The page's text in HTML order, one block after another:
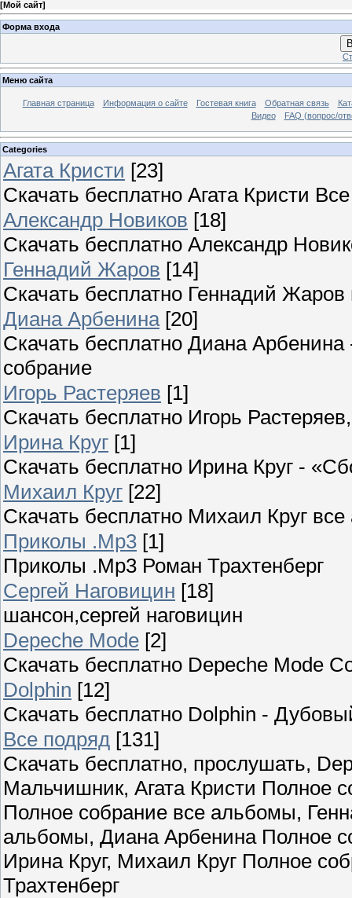
[Мой сайт]
Форма входа
Меню сайта
Главная страница Информация о сайте Гостевая книга Обратная связь
Видео
FAQ (вопрос/
Categories
Агата Кристи [23]
Скачать бесплатно Агата Кристи
Александр Новиков [18]
Скачать бесплатно Александр
Геннадий Жаров [14]
Скачать бесплатно Геннадий
Диана Арбенина [20]
Скачать бесплатно Диана
собрание
Игорь Растеряев [1]
Скачать бесплатно Игорь
Ирина Круг [1]
Скачать бесплатно Ирина Круг -
Михаил Круг [22]
Скачать бесплатно Михаил Круг
Приколы .Mp3 [1]
Приколы .Mp3 Роман Трахтенберг
Сергей Наговицин [18]
шансон,сергей наговицин
Depeche Mode [2]
Скачать бесплатно Depeche Mode
Dolphin [12]
Скачать бесплатно Dolphin -
Все подряд [131]
Скачать бесплатно, прослушать,
Мальчишник, Агата Кристи Полное
Полное собрание все альбомы,
альбомы, Диана Арбенина Полное
Ирина Круг, Михаил Круг Полное
Трахтенберг